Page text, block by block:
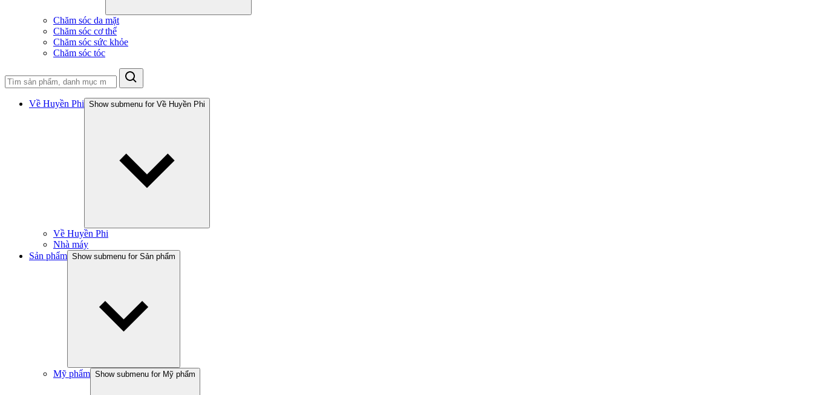
Chăm sóc da mặt
Chăm sóc cơ thể
Chăm sóc sức khỏe
Chăm sóc tóc
Về Huyền Phi Show submenu for Về Huyền Phi
Về Huyền Phi
Nhà máy
Sản phẩm Show submenu for Sản phẩm
Mỹ phẩm Show submenu for Mỹ phẩm